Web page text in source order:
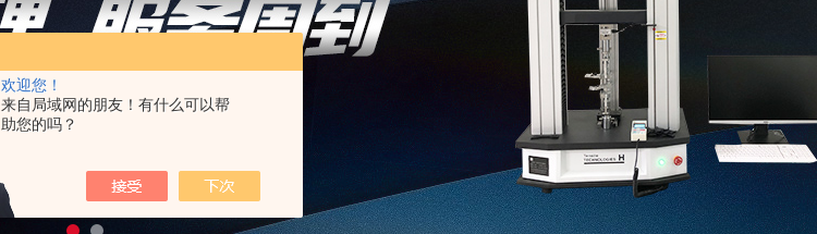
欢迎您！
来自局域网的朋友！有什么可以帮
助您的吗？